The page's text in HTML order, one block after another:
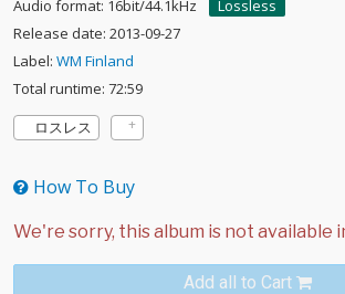
Audio format: 16bit/44.1kHz
Lossless
Release date: 2013-09-27
Label: WM Finland
Total runtime: 72:59
ロスレス
How To Buy
Add all to Cart